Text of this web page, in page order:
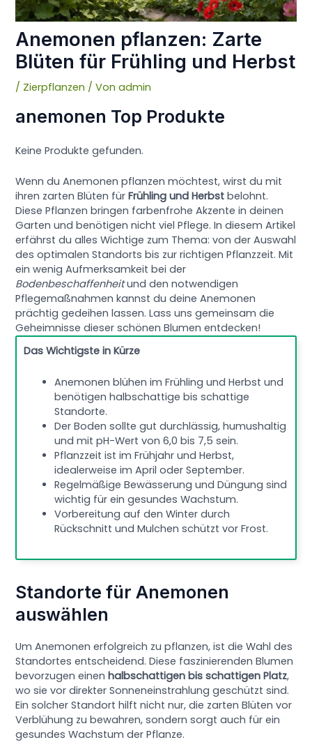
Anemonen pflanzen: Zarte
Blüten für Frühling und Herbst
/ Zierpflanzen / Vonadmin
anemonen Top Produkte
Keine Produkte gefunden.
Wenn du Anemonen pflanzen möchtest, wirst du mit
ihren zarten Blüten fürFrühling und Herbst belohnt.
Diese Pflanzen bringen farbenfrohe Akzente in deinen
Garten und benötigen nicht viel Pflege. In diesem Artikel
erfährst du alles Wichtige zum Thema: von der Auswahl
des optimalen Standorts bis zur richtigen Pflanzzeit. Mit
ein wenig Aufmerksamkeit bei der
Bodenbeschaffenheitund den notwendigen
Pflegemaßnahmen kannst du deine Anemonen
prächtig gedeihen lassen. Lass uns gemeinsam die
Geheimnisse dieser schönen Blumen entdecken!
Das Wichtigste in Kürze
Anemonen blühen im Frühling und Herbst und
benötigen halbschattige bis schattige
Standorte.
Der Boden sollte gut durchlässig, humushaltig
und mit pH-Wert von 6,0 bis 7,5 sein.
Pflanzzeit ist im Frühjahr und Herbst,
idealerweise im April oder September.
Regelmäßige Bewässerung und Düngung sind
wichtig für ein gesundes Wachstum.
Vorbereitung auf den Winter durch
Rückschnitt und Mulchen schützt vor Frost.
Standorte für Anemonen
auswählen
Um Anemonen erfolgreich zu pflanzen, ist die Wahl des
Standortes entscheidend. Diese faszinierenden Blumen
bevorzugen einenhalbschattigen bis schattigen Platz,
wo sie vor direkter Sonneneinstrahlung geschützt sind.
Ein solcher Standort hilft nicht nur, die zarten Blüten vor
Verblühung zu bewahren, sondern sorgt auch für ein
gesundes Wachstum der Pflanze.